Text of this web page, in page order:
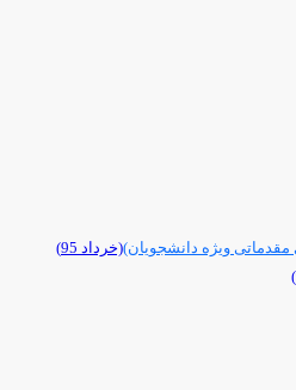
مقدماتی ویژه دانشجویان)(خرداد 95)